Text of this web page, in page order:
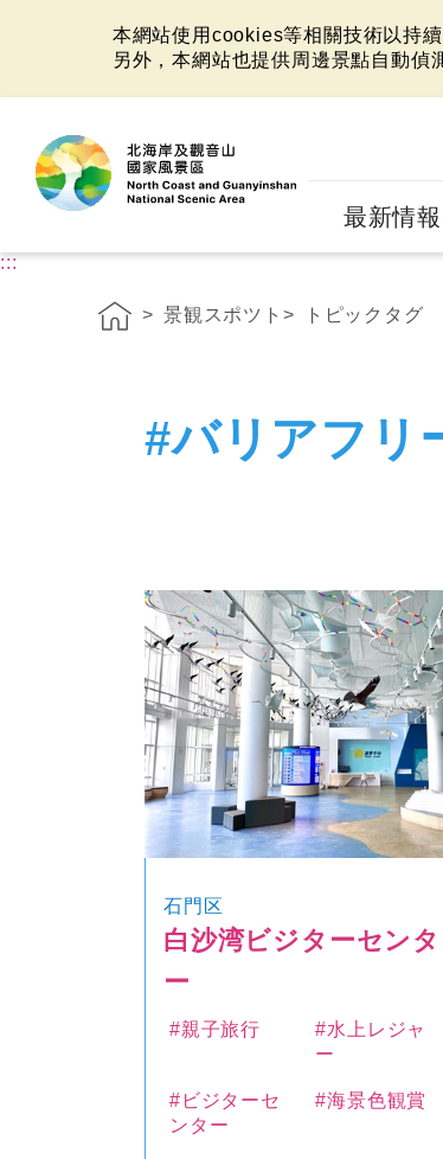
本網站使用cookies等相關技術以持
另外，本網站也提供周邊景點自動偵
最新情報
:::
景観スポツト トピックタグ
#バリアフリ
石門区
白沙湾ビジターセンタ
ー
#親子旅行
#水上レジャ
ー
#ビジターセ
ンター
#海景色観賞